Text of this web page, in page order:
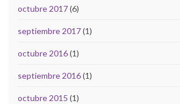
octubre 2017(6)
septiembre 2017(1)
octubre 2016(1)
septiembre 2016(1)
octubre 2015 (1)